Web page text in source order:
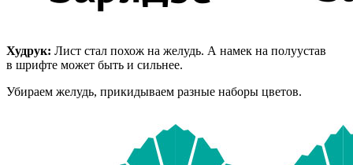
Худрук: Лист стал похож на желудь. А намек на полуустав
в шрифте может быть и сильнее.
Убираем желудь, прикидываем разные наборы цветов.